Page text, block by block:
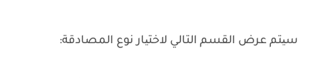
سیتم عرض القسم التالي لاختیار نوع المصادقة: